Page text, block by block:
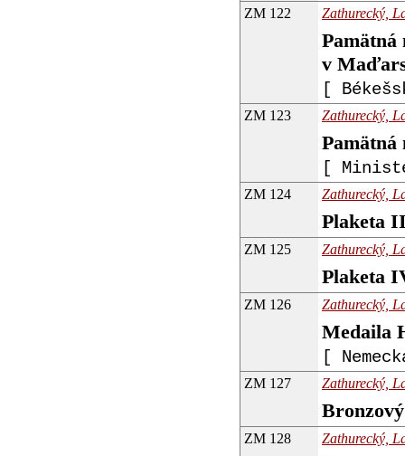
ZM 122 Zathurecký,
Pamätná
v
[
ZM 123 Zathurecký,
Pamätná
[
ZM 124 Zathurecký,
Plaketa
ZM 125 Zathurecký,
Plaketa
ZM 126 Zathurecký,
Medaila
[
ZM 127 Zathurecký,
ZM 128 Zathurecký,